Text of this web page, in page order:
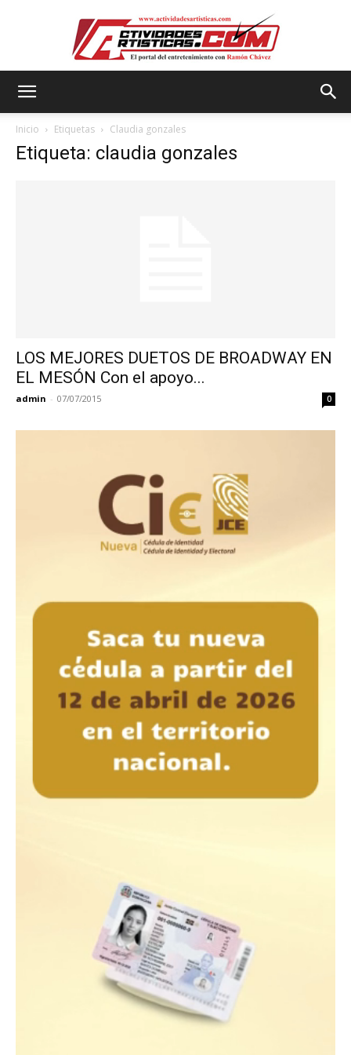
Inicio Etiquetas Claudia gonzales
Etiqueta: claudia gonzales
LOS MEJORES DUETOS DE BROADWAY EN
EL MESÓN Con el apoyo...
admin - 07/07/2015 0